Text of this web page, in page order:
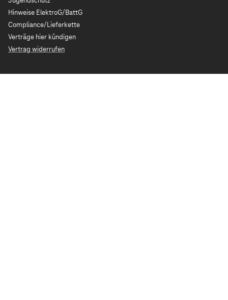
Hinweise ElektroG/BattG
Compliance/Lieferkette
Verträge hier kündigen
Vertrag widerrufen